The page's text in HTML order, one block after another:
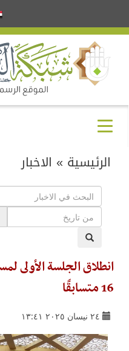
الرئيسية » الاخبار
انطلاق الجلسة الأولى
16 متسابقًا
٢٤ نيسان ٢٠٢٥ ١٣:٤١